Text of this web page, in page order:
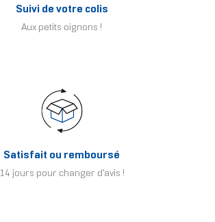
Suivi de votre colis
Aux petits oignons !
Satisfait ou remboursé
14 jours pour changer d'avis !